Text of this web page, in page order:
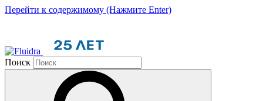
Перейти к содержимому (Нажмите Enter)
Поиск